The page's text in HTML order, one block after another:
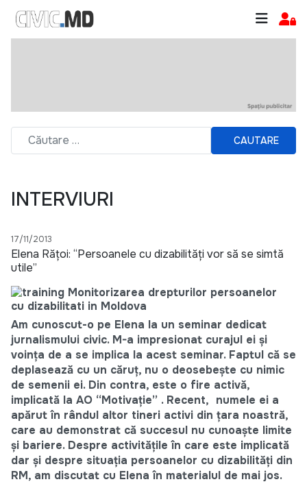
CAUTARE
INTERVIURI
17/11/2013
Elena Răţoi: “Persoanele cu dizabilităţi vor să se simtă
utile”
Am cunoscut-o pe Elena la un seminar dedicat
jurnalismului civic. M-a impresionat curajul ei şi
voinţa de a se implica la acest seminar. Faptul că se
deplasează cu un căruţ, nu o deosebeşte cu nimic
de semenii ei. Din contra, este o fire activă,
implicată la AO “Motivaţie” . Recent, numele ei a
apărut în rândul altor tineri activi din ţara noastră,
care au demonstrat că succesul nu cunoaşte limite
şi bariere. Despre activităţile în care este implicată
dar şi despre situaţia persoanelor cu dizabilităţi din
RM, am discutat cu Elena în materialul de mai jos.